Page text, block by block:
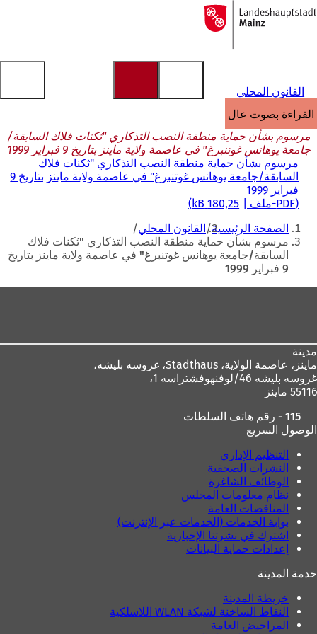
الانتقال إلى المحتوى
إلى
الصفحة
القانون المحلي
القراءة بصوت عالٍ
مرسوم بشأن حماية منطقة النصب التذكاري "ثكنات فلاك السابقة/
جامعة يوهانس غوتنبرغ" في عاصمة ولاية ماينز بتاريخ 9 فبراير 1999
مرسوم بشأن حماية منطقة النصب التذكاري "ثكنات فلاك
السابقة/جامعة يوهانس غوتنبرغ" في عاصمة ولاية ماينز بتاريخ 9
فبراير 1999
PDF-ملف 180,25 kB
أنت
هنا
الصفحة الرئيسية القانون المحلي
مرسوم بشأن حماية منطقة النصب التذكاري "ثكنات فلاك
السابقة/جامعة يوهانس غوتنبرغ" في عاصمة ولاية ماينز بتاريخ
9 فبراير 1999
مدينة
ماينز، عاصمة الولاية،
غروسه بليشه 46/لوفنهوفشتراسه 1،
55116 ماينز
115 - رقم هاتف السلطات
الوصول السريع
التنظيم الإداري
النشرات الصحفية
الوظائف الشاغرة
نظام معلومات المجلس
المناقصات العامة
بوابة الخدمات (الخدمات عبر الإنترنت)
اشترك في نشرتنا الإخبارية
إعدادات حماية البيانات
خدمة المدينة
خريطة المدينة
النقاط الساخنة لشبكة WLAN اللاسلكية
المراحيض العامة